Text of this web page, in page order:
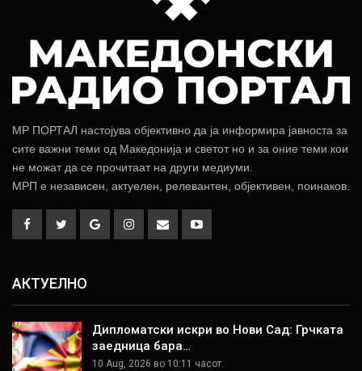
МР ПОРТАЛ настојува објективно да ја информира јавноста за
сите важни теми од Македонија и светот но и за оние теми кои
не можат да се прочитаат на други медиуми.
МРП е независен, актуелен, релевантен, објективен, поинаков.
АКТУЕЛНО
Дипломатски искри во Нови Сад: Грчката
заедница бара…
10 Aug, 2026 во 10:11 часот.